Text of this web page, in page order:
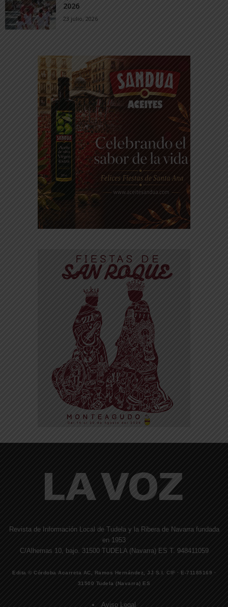
2026
23 julio, 2026
Revista de Información Local de Tudela y la Ribera de Navarra fundada
en 1953
C/Alhemas 10, bajo. 31500 TUDELA (Navarra) ES T. 948411059
Edita © Córdoba Acarreta AC, Ramos Hernández, JJ S.I. CIF · E-71185169 ·
31500 Tudela (Navarra) ES
Aviso Legal